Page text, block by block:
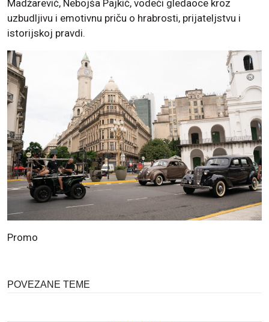
Madžarević, Nebojša Pajkić, vodeći gledaoce kroz
uzbudljivu i emotivnu priču o hrabrosti, prijateljstvu i
istorijskoj pravdi.
Promo
POVEZANE TEME